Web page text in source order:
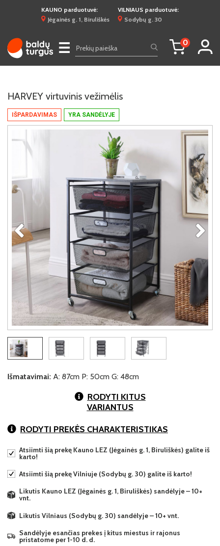
KAUNO parduotuvė:
Jėgainės g. 1, Biruliškės
VILNIAUS parduotuvė:
Sodybų g. 30
☰ 0
IŠPARDAVIMAS YRA SANDĖLYJE
HARVEY virtuvinis vežimėlis
Išmatavimai: A: 87cm P: 50cm G: 48cm
RODYTI KITUS
VARIANTUS
RODYTI PREKĖS CHARAKTERISTIKAS
Atsiimti šią prekę Kauno LEZ (Jėgainės g. 1, Biruliškės) galite iš
karto!
Atsiimti šią prekę Vilniuje (Sodybų g. 30) galite iš karto!
Likutis Kauno LEZ (Jėgainės g. 1, Biruliškės) sandėlyje – 10+
vnt.
Likutis Vilniaus (Sodybų g. 30) sandėlyje – 10+ vnt.
Sandėlyje esančias prekes į kitus miestus ir rajonus
pristatome per 1-10 d. d.